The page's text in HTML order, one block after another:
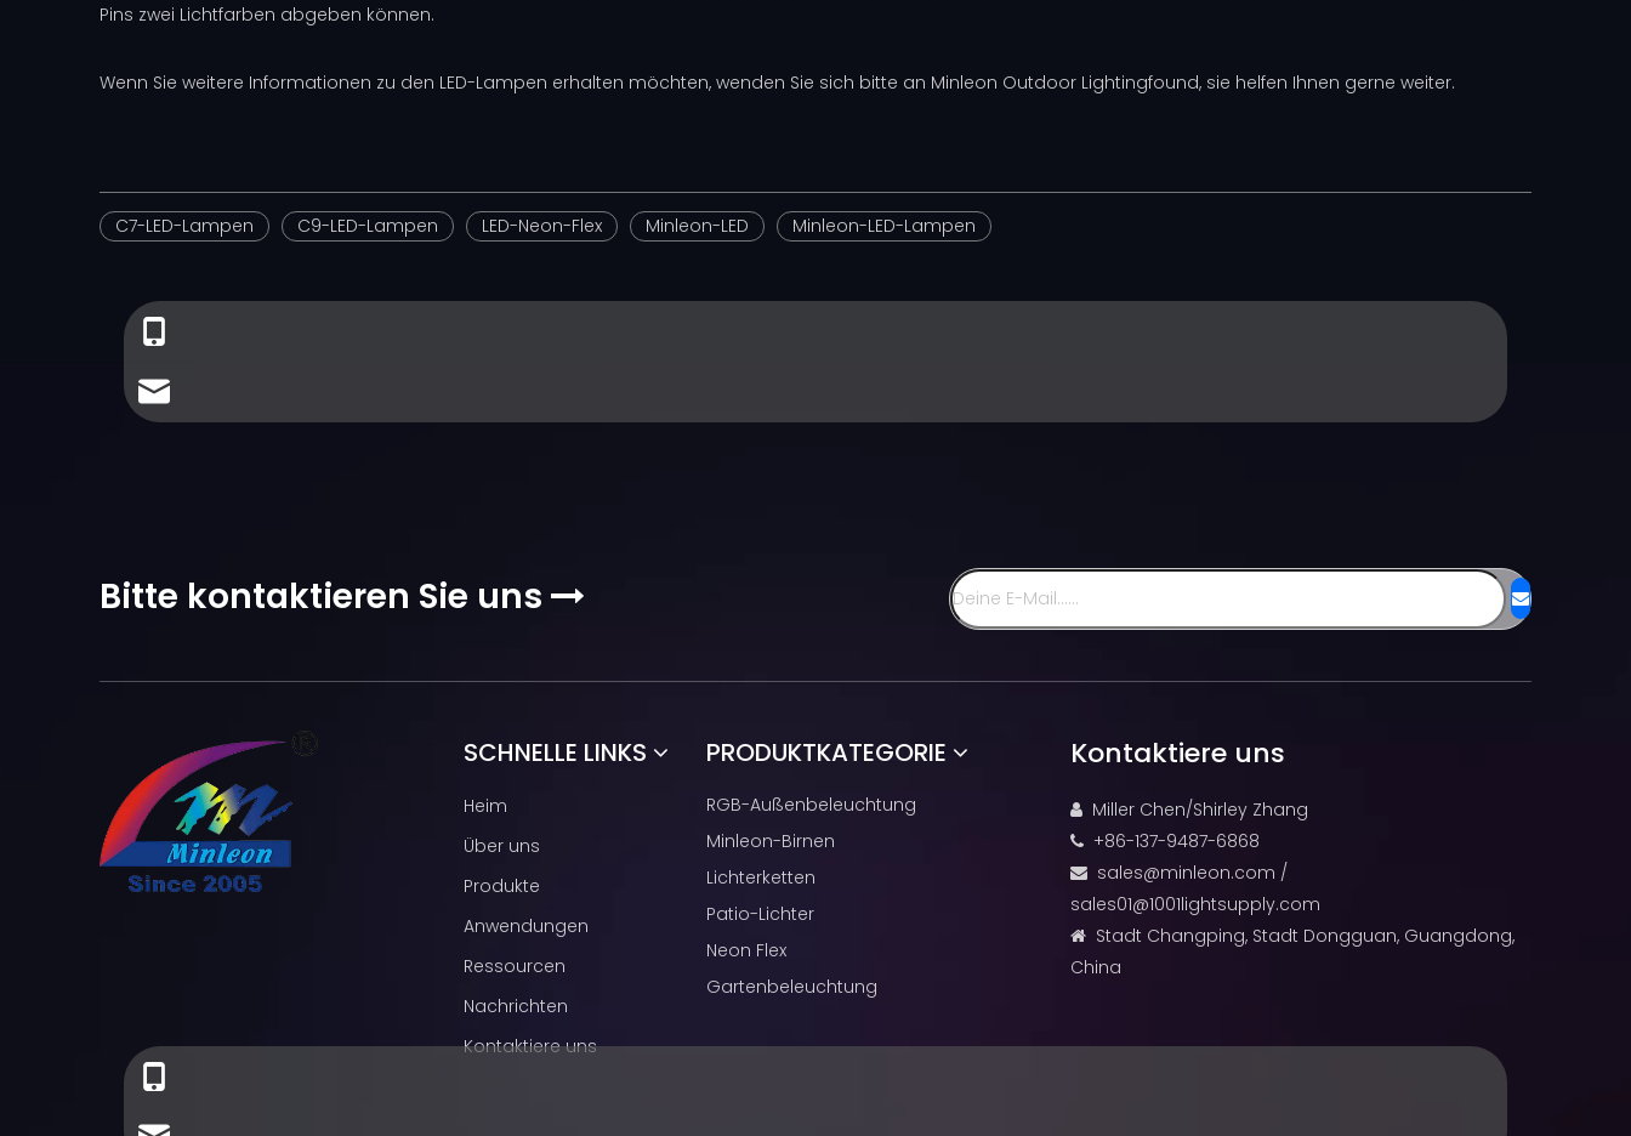
Pins zwei Lichtfarben abgeben können.
Wenn Sie weitere Informationen zu den LED-Lampen erhalten möchten, wenden Sie sich bitte an Minleon Outdoor Lightingfound, sie helfen Ihnen gerne weiter.
C7-LED-Lampen C9-LED-Lampen LED-Neon-Flex Minleon-LED Minleon-LED-Lampen
+86-
13794876868
sales@minleon.com
Bitte kontaktieren Sie uns 
SCHNELLE LINKS
Heim
Über uns
Produkte
Anwendungen
Ressourcen
Nachrichten
Kontaktiere uns
PRODUKTKATEGORIE
RGB-Außenbeleuchtung
Minleon-Birnen
Lichterketten
Patio-Lichter
Neon Flex
Gartenbeleuchtung
Kontaktiere uns
 Miller Chen/Shirley Zhang
 +86-137-9487-6868
 sales@minleon.com /
sales01@1001lightsupply.com

Stadt Changping, Stadt Dongguan, Guangdong,
China
+86-